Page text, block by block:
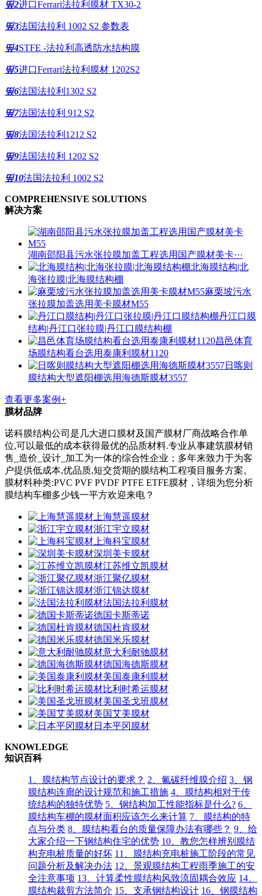
띺2进口Ferrari法拉利膜材 TX30-2
띺3法国法拉利 1002 S2 参数表
띺4STFE -法拉利高透防水结构膜
띺5进口Ferrari法拉利膜材 1202S2
띺6法国法拉利1302 S2
띺7法国法拉利 912 S2
띺8法国法拉利1212 S2
띺9法国法拉利 1202 S2
띺10法国法拉利 1002 S2
COMPREHENSIVE SOLUTIONS
解决方案
湖南邵阳县污水张拉膜加盖工程选用国产膜材美卡···
北海膜结构|北
海张拉膜|北海膜结构棚
麻栗坡污水
张拉膜加盖选用美卡膜材M55
丹江口膜
结构|丹江口张拉膜|丹江口膜结构棚
昌邑体育
场膜结构看台选用泰康利膜材1120
日喀则
膜结构大型遮阳棚选用海德斯膜材3557
查看更多案例+
膜材品牌
诺科膜结构公司是几大进口膜材及国产膜材厂商战略合作单
位,可以最低的成本获得最优的品质材料.专业从事建筑膜材销
售_造价_设计_加工为一体的综合性企业；多年来致力于为客
户提供低成本,优品质,短交货期的膜结构工程项目服务方案。
膜材料种类:PVC PVF PVDF PTFE ETFE膜材，详细为您分析
膜结构车棚多少钱一平方欢迎来电？
上海慧遥膜材
浙江宇立膜材
上海科宝膜材
深圳美卡膜材
江苏维立凯膜材
浙江聚亿膜材
浙江锦达膜材
法国法拉利膜材
德国卡斯蒂诺
德国杜肯膜材
德国米乐膜材
意大利耐驰膜材
德国海德斯膜材
美国泰康利膜材
比利时希运膜材
美国圣戈班膜材
美国艾美膜材
日本平冈膜材
KNOWLEDGE
知识百科
1、膜结构节点设计的要求？ 2、氟碳纤维膜介绍 3、钢
膜结构连廊的设计规范和施工措施 4、膜结构相对于传
统结构的独特优势 5、钢结构加工性能指标是什么? 6、
膜结构车棚的膜材面积应该怎么来计算 7、膜结构的特
点与分类 8、膜结构看台的质量保障办法有哪些？ 9、给
大家介绍一下钢结构住宅的优势 10、教您怎样辨别膜结
构充电桩质量的好坏 11、膜结构充电桩施工阶段的常见
问题分析及解决办法 12、景观膜结构工程雨季施工的安
全注意事项 13、计算柔性膜结构风致流固耦合效应 14、
膜结构裁剪方法简介 15、支承钢结构设计 16、钢膜结构